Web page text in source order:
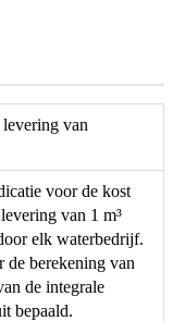
van
voor de kost
van 1 m³
elk waterbedrijf.
de berekening van
de integrale
bepaald.